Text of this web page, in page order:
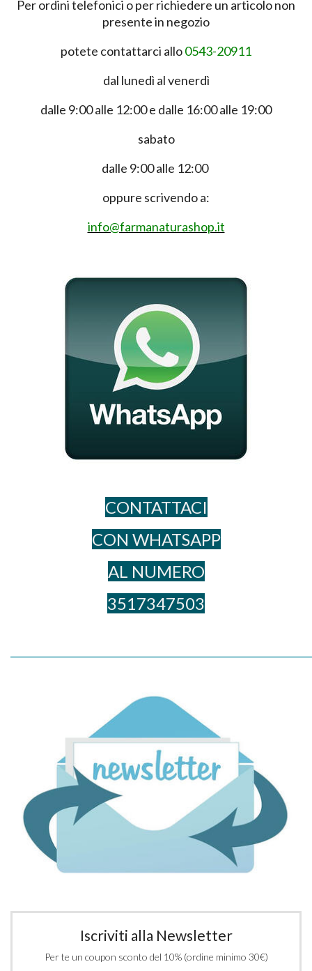
Per ordini telefonici o per richiedere un articolo non
presente in negozio
potete contattarci allo0543-20911
dal lunedì al venerdì
dalle 9:00 alle 12:00 e dalle 16:00 alle 19:00
sabato
dalle 9:00 alle 12:00
oppure scrivendo a:
info@farmanaturashop.it
CONTATTACI
CON WHATSAPP
AL NUME​RO
3517347503
Iscriviti alla Newsletter
Per te un coupon sconto del 10% (ordine minimo 30€)